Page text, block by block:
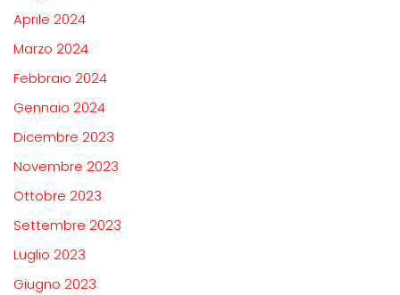
Aprile 2024
Marzo 2024
Febbraio 2024
Gennaio 2024
Dicembre 2023
Novembre 2023
Ottobre 2023
Settembre 2023
Luglio 2023
Giugno 2023